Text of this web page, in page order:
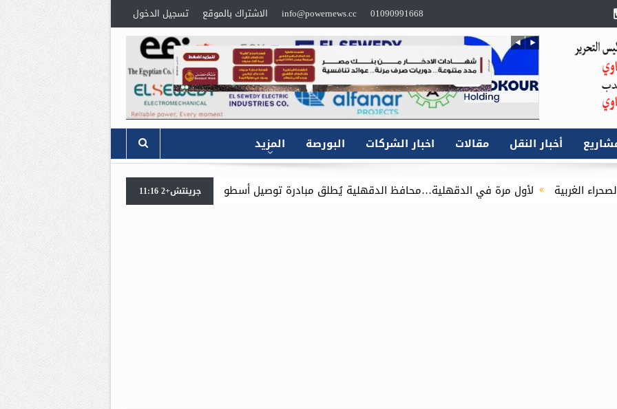
01090991668
info@powernews.cc الاشتراك بالموقع تسجيل الدخول
أخبار النقل مقالات اخبار الشركات البورصة المزيد
مرة في الدقهلية…محافظ الدقهلية يُطلق مبادرة توصيل أسطوانات البوتاجاز للمنازل عبر الخط الساخن (19492) بالتعاون مع شركة بوتاجاسكو
جرينتش+2 11:16